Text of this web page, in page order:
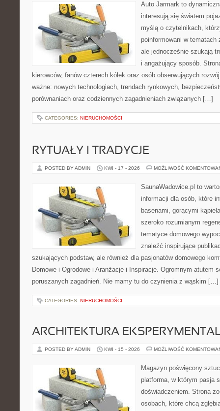
Auto Jarmark to
interesują się światem
myślą o czytelnikach,
poinformowani w
ale jednocześnie szukają
i angażujący sposób.
kierowców, fanów czterech kółek oraz osób obserwujących
ważne: nowych technologiach, trendach rynkowych,
porównaniach oraz codziennych zagadnieniach związanych […]
CATEGORIES: NIERUCHOMOŚCI
RYTUAŁY I TRADYCJE
POSTED BY ADMIN KWI - 17 - 2026 MOŻLIWOŚĆ
SaunaWadowice.pl to
informacji dla osób, które
basenami, gorącymi
szeroko rozumianym
tematyce domowego
znaleźć inspirujące
szukających podstaw, ale również dla pasjonatów domowego
Domowe i Ogrodowe i Aranżacje i Inspiracje. Ogromnym atutem
poruszanych zagadnień. Nie mamy tu do czynienia z wąskim […]
CATEGORIES: NIERUCHOMOŚCI
ARCHITEKTURA
POSTED BY ADMIN KWI - 15 - 2026 MOŻLIWOŚĆ
Magazyn poświęcony
platforma, w którym pasja
doświadczeniem. Strona
osobach, które chcą